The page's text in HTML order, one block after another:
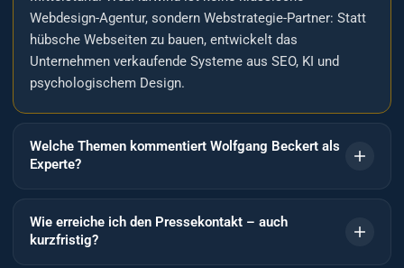
Webdesign-Agentur, sondern Webstrategie-Partner: Statt
hübsche Webseiten zu bauen, entwickelt das
Unternehmen verkaufende Systeme aus SEO, KI und
psychologischem Design.
Welche Themen kommentiert Wolfgang Beckert als
Experte?
Wie erreiche ich den Pressekontakt – auch
kurzfristig?